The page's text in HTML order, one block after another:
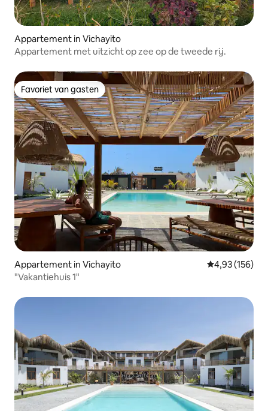
Appartement in Vichayito
Appartement met uitzicht op zee op de tweede rij.
Favoriet van gasten
Favoriet van gasten
Appartement in Vichayito Gemiddelde
4,93 (156)
"Vakantiehuis 1"